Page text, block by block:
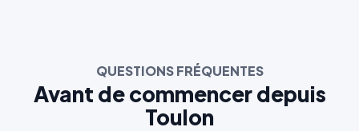
QUESTIONS FRÉQUENTES
Avant de commencer depuis
Toulon